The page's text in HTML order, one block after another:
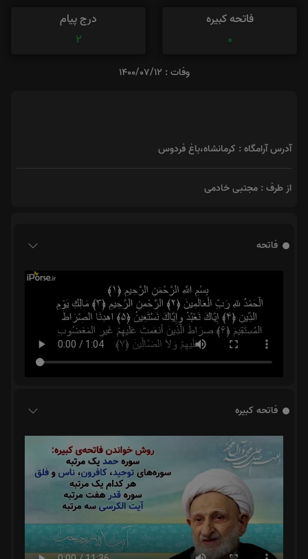
فاتحه کبیره
0
درج پیام
2
وفات : 1400/07/12
آدرس آرامگاه : کرمانشاه،باغ فردوس
از طرف : مجتبی خادمی
فاتحه
فاتحه کبیره